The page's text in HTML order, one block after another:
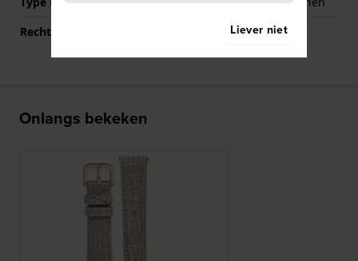
Rechte aanzet
Onlangs bekeken
Liever niet